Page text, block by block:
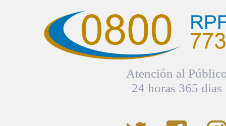
Atención al
24 horas 365 dias